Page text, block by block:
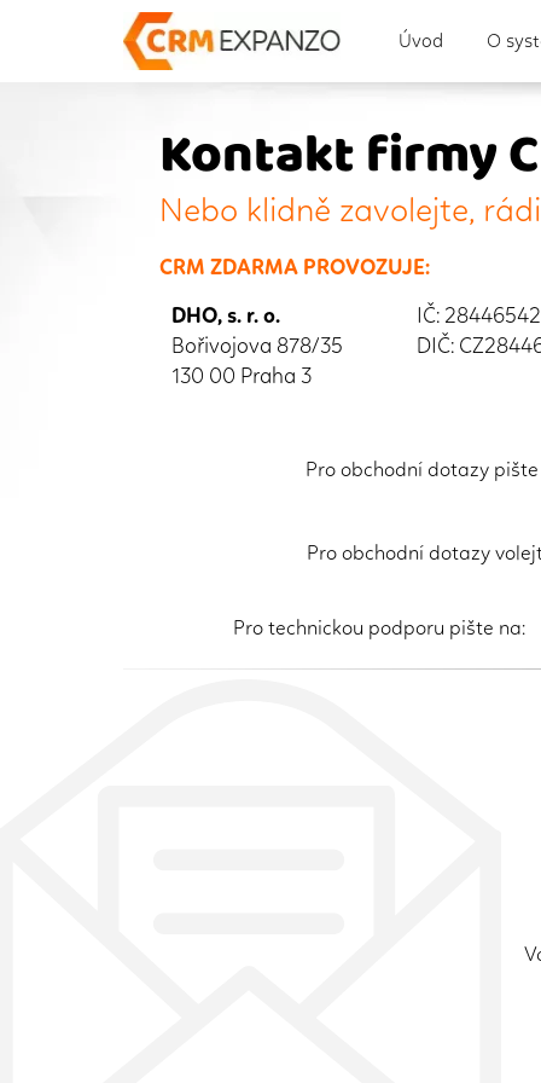
Úvod O
Kontakt firmy
Nebo klidně zavolejte,
CRM ZDARMA PROVOZUJE:
DHO, s. r. o.
Bořivojova 878/35
130 00 Praha 3
IČ: 28446542
DIČ:
Pro obchodní dotazy
Pro obchodní dotazy
Pro technickou podporu pište